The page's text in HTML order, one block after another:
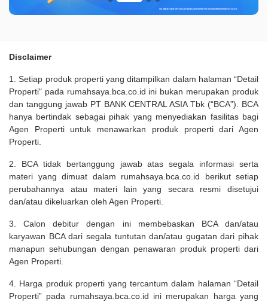
Disclaimer
1. Setiap produk properti yang ditampilkan dalam halaman “Detail
Properti" pada rumahsaya.bca.co.id ini bukan merupakan produk
dan tanggung jawab PT BANK CENTRAL ASIA Tbk (“BCA”). BCA
hanya bertindak sebagai pihak yang menyediakan fasilitas bagi
Agen Properti untuk menawarkan produk properti dari Agen
Properti.
2. BCA tidak bertanggung jawab atas segala informasi serta
materi yang dimuat dalam rumahsaya.bca.co.id berikut setiap
perubahannya atau materi lain yang secara resmi disetujui
dan/atau dikeluarkan oleh Agen Properti.
3. Calon debitur dengan ini membebaskan BCA dan/atau
karyawan BCA dari segala tuntutan dan/atau gugatan dari pihak
manapun sehubungan dengan penawaran produk properti dari
Agen Properti.
4. Harga produk properti yang tercantum dalam halaman “Detail
Properti” pada rumahsaya.bca.co.id ini merupakan harga yang